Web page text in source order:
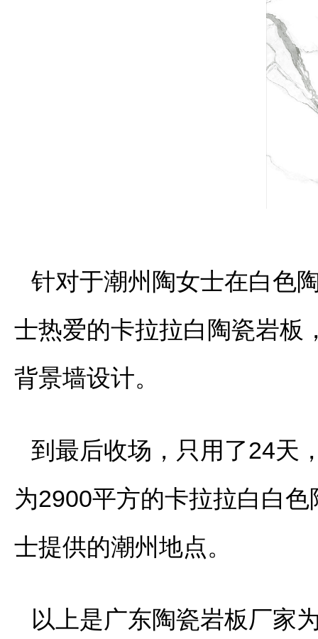
针对于潮州陶女士在白色
士热爱的卡拉拉白陶瓷岩板
背景墙设计。
到最后收场，只用了24天
为2900平方的卡拉拉白白
士提供的潮州地点。
以上是广东陶瓷岩板厂家